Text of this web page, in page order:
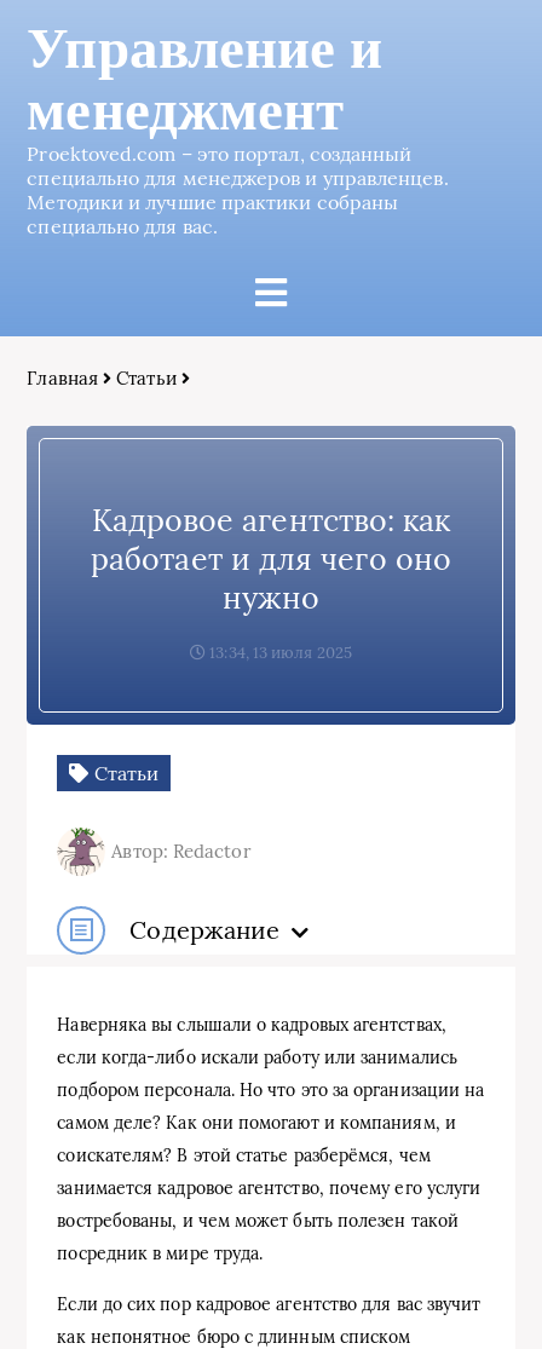
Управление и
менеджмент
Proektoved.com – это портал, созданный
специально для менеджеров и управленцев.
Методики и лучшие практики собраны
специально для вас.
Главная Статьи
Кадровое агентство: как
работает и для чего оно
нужно
13:34, 13 июля 2025
Статьи
Автор: Redactor
Содержание
Наверняка вы слышали о кадровых агентствах,
если когда-либо искали работу или занимались
подбором персонала. Но что это за организации на
самом деле? Как они помогают и компаниям, и
соискателям? В этой статье разберёмся, чем
занимается кадровое агентство, почему его услуги
востребованы, и чем может быть полезен такой
посредник в мире труда.
Если до сих пор кадровое агентство для вас звучит
как непонятное бюро с длинным списком